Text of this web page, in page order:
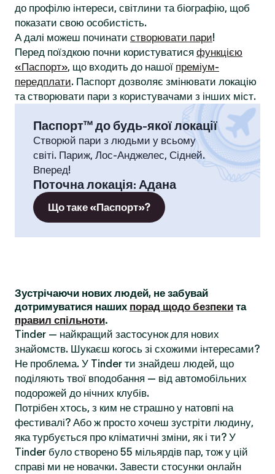
до профілю інтереси, світлини та біографію, щоб
показати свою особистість.
А далі можеш починати створювати пари!
Перед поїздкою почни користуватися функцією
«Паспорт», що входить до нашої преміум-
передплати. Паспорт дозволяє змінювати локацію
та створювати пари з користувачами з інших міст.
Паспорт™ до будь-якої локації
Створюй пари з людьми у всьому
світі. Париж, Лос-Анджелес, Сідней.
Вперед!
Поточна локація: Адана
Що таке «Паспорт»?
Зустрічаючи нових людей, не забувай
дотримуватися наших порад щодо безпеки та
правил спільноти.
Tinder — найкращий застосунок для нових
знайомств. Шукаєш когось зі схожими інтересами?
Не проблема. У Tinder ти знайдеш людей, що
поділяють твої вподобання — від автомобільних
подорожей до нічних клубів.
Потрібен хтось, з ким не страшно у натовпі на
фестивалі? Або ж просто хочеш зустріти людину,
яка турбується про кліматичні зміни, як і ти? У
Tinder було створено 55 мільярдів пар, тож у цій
справі ми не новачки. Завести стосунки онлайн